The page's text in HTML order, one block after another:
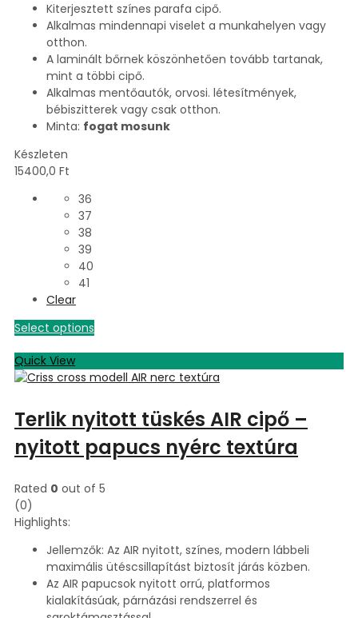
Kiterjesztett színes parafa cipő.
Alkalmas mindennapi viselet a munkahelyen vagy
otthon.
A laminált bőrnek köszönhetően tovább tartanak,
mint a többi cipő.
Alkalmas mentőautók, orvosi. létesítmények,
bébiszitterek vagy csak otthon.
Minta: fogat mosunk
Készleten
15400,0 Ft
36
37
38
39
40
41
Clear
Select options
Quick View
Terlik nyitott tüskés AIR cipő –
nyitott papucs nyérc textúra
Rated 0 out of 5
(0)
Highlights:
Jellemzők: Az AIR nyitott, színes, modern lábbeli
maximális ütéscsillapítást biztosít járás közben.
Az AIR papucsok nyitott orrú, platformos
kialakításúak, párnázási rendszerrel és